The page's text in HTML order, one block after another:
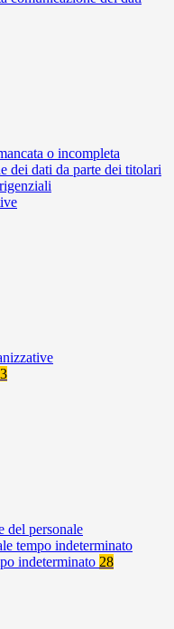
o incompleta
dei dati da parte dei titolari
3
del personale
tempo indeterminato
indeterminato 28